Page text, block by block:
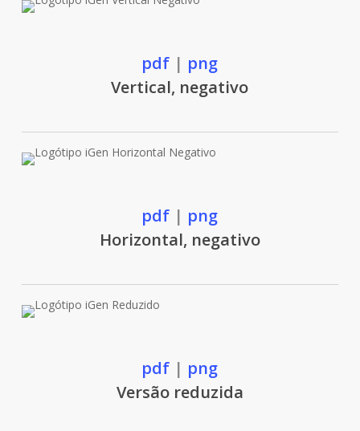
pdf | png
Vertical, negativo
pdf | png
Horizontal, negativo
pdf | png
Versão reduzida